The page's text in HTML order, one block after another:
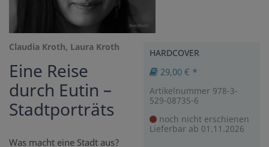
Claudia Kroth, Laura Kroth
Eine Reise
durch Eutin –
Stadtporträts
Was macht eine Stadt aus?
HARDCOVER
29,00 € *
Artikelnummer 978-3-
529-08735-6
noch nicht erschienen
Lieferbar ab 01.11.2026